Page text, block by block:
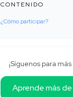
CONTENIDO
¿Cómo participar?
¡Síguenos para
Aprende más